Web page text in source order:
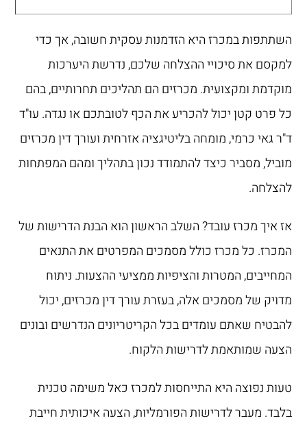
השתתפות במכרז היא הזדמנות עסקית חשובה, אך כדי
למקסם את סיכויי ההצלחה שלכם, נדרשת היערכות
מוקדמת ומקצועית. מכרזים הם תהליכים תחרותיים, בהם
כל פרט קטן יכול להכריע את הכף לטובתכם או נגדה. עו"ד
ד"ר גאי כרמי, מומחה בליטיגציה אזרחית ועורך דין מכרזים
מוביל, מסביר כיצד להתמודד נכון בתהליך ומהם המפתחות
להצלחה.
אז איך מכרז עובד? השלב הראשון הוא הבנת הדרישות של
המכרז. כל מכרז כולל מסמכים המפרטים את התנאים
המחייבים, המטרות והציפיות ממציעי ההצעות. ניתוח
מדויק של מסמכים אלה, בעזרת עורך דין מכרזים, יכול
להבטיח שאתם עומדים בכל הקריטריונים הנדרשים ובונים
הצעה שמותאמת לדרישות הלקוח.
טעות נפוצה היא התייחסות למכרז כאל משימה טכנית
בלבד. מעבר לדרישות הפורמליות, הצעה איכותית חייבת